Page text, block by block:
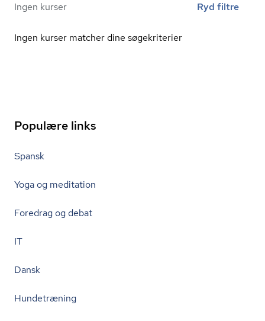
Ingen kurser Ryd filtre
Ingen kurser matcher dine søgekriterier
Populære links
Spansk
Yoga og meditation
Foredrag og debat
IT
Dansk
Hundetræning